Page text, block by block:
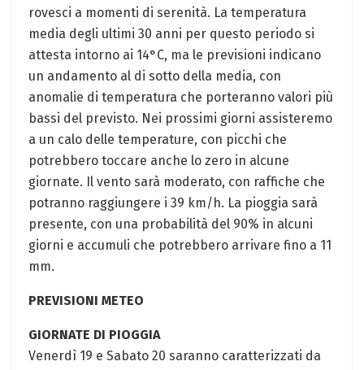
rovesci a momenti di serenità. La temperatura
media degli ultimi 30 anni per questo periodo si
attesta intorno ai 14°C, ma le previsioni indicano
un andamento al di sotto della media, con
anomalie di temperatura che porteranno valori più
bassi del previsto. Nei prossimi giorni assisteremo
a un calo delle temperature, con picchi che
potrebbero toccare anche lo zero in alcune
giornate. Il vento sarà moderato, con raffiche che
potranno raggiungere i 39 km/h. La pioggia sarà
presente, con una probabilità del 90% in alcuni
giorni e accumuli che potrebbero arrivare fino a 11
mm.
PREVISIONI METEO
GIORNATE DI PIOGGIA
Venerdì 19 e Sabato 20 saranno caratterizzati da